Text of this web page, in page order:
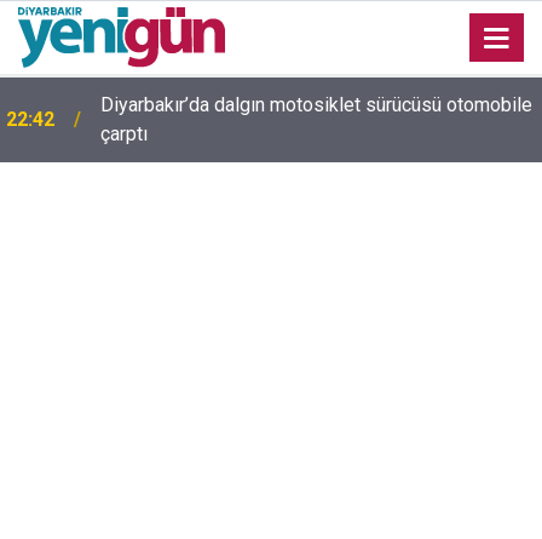
Diyarbakır’da dalgın motosiklet sürücüsü otomobile
çarptı
22:37
Diyarbakır trafiğinde şaşırtan görüntü: Dönüp dönüp
baktılar